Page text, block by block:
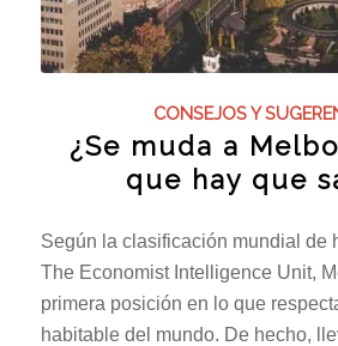
CONSEJOS Y
¿Se muda a
que hay que
Según la clasificación mundial de
The Economist Intelligence Unit,
primera posición en lo que
habitable del mundo. De hecho,